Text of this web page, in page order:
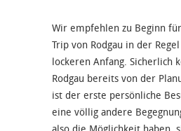
Wir empfehlen zu Beginn
Trip von Rodgau in der
lockeren Anfang. Sicherlich
Rodgau bereits von der
ist der erste persönliche
eine völlig andere